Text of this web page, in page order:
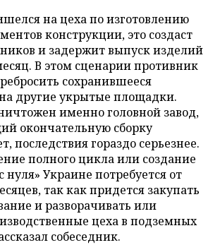
на цеха по изготовлению
конструкции, это создаст
и задержит выпуск изделий
В этом сценарии противник
сохранившееся
другие укрытые площадки.
именно головной завод,
окончательную сборку
последствия гораздо серьезнее.
полного цикла или создание
нуля» Украине потребуется от
так как придется закупать
и разворачивать или
цеха в подземных
собеседник.